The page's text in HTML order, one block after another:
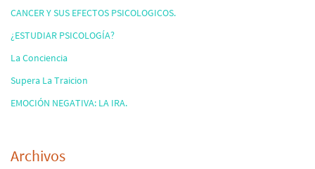
CANCER Y SUS EFECTOS PSICOLOGICOS.
¿ESTUDIAR PSICOLOGÍA?
La Conciencia
Supera La Traicion
EMOCIÓN NEGATIVA: LA IRA.
Archivos